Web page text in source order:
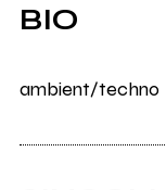
BIO
ambient/techno